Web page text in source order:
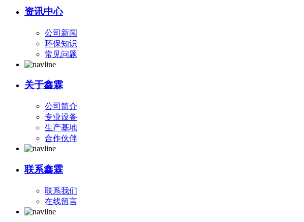
资讯中心
公司新闻
环保知识
常见问题
关于鑫霖
公司简介
专业设备
生产基地
合作伙伴
联系鑫霖
联系我们
在线留言